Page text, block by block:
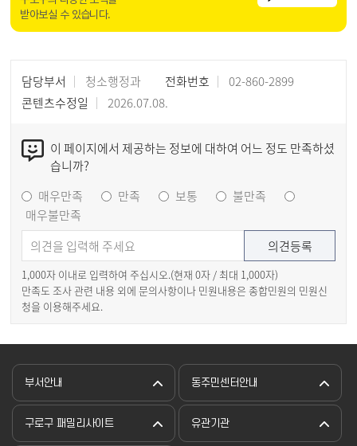
받아보실 수 있습니다.
담당부서 청소행정과 전화번호
02-860-2899
콘텐츠수정일
2026.07.08.
이 페이지에서 제공하는 정보에 대하여 어느 정도 만족하셨
습니까?
매우만족
만족 보통
불만족
매우불만족
1,000자 이내로 입력하여 주십시오.(현재 0자 / 최대 1,000자)
만족도 조사 관련 내용 외에 문의사항이나 민원내용은 종합민원의 민원신
청을 이용해주세요.
부서안내 동주민센터안내
구로구 패밀리사이트 유관기관